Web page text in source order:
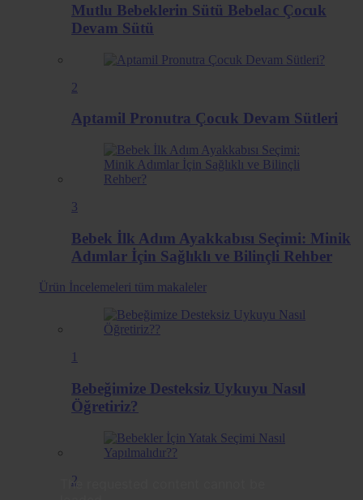
Mutlu Bebeklerin Sütü Bebelac Çocuk
Devam Sütü
2
Aptamil Pronutra Çocuk Devam Sütleri
3
Bebek İlk Adım Ayakkabısı Seçimi: Minik
Adımlar İçin Sağlıklı ve Bilinçli Rehber
Ürün İncelemeleri tüm makaleler
1
Bebeğimize Desteksiz Uykuyu Nasıl
Öğretiriz?
2
The requested content cannot be